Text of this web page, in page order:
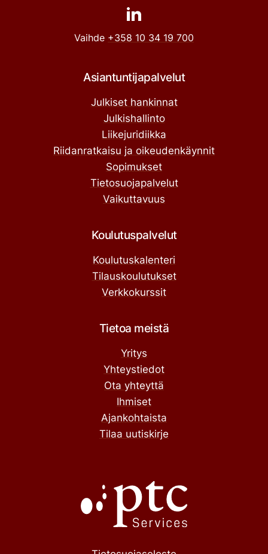
Vaihde +358 10 34 19 700
Asiantuntijapalvelut
Julkiset hankinnat
Julkishallinto
Liikejuridiikka
Riidanratkaisu ja oikeudenkäynnit
Sopimukset
Tietosuojapalvelut
Vaikuttavuus
Koulutuspalvelut
Koulutuskalenteri
Tilauskoulutukset
Verkkokurssit
Tietoa meistä
Yritys
Yhteystiedot
Ota yhteyttä
Ihmiset
Ajankohtaista
Tilaa uutiskirje